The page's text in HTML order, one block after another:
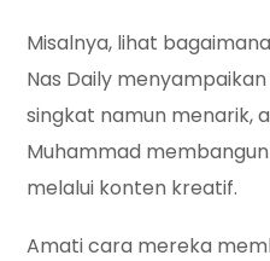
Misalnya, lihat
Nas Daily
singkat namun menarik,
Muhammad
melalui konten kreatif.
Amati cara mereka